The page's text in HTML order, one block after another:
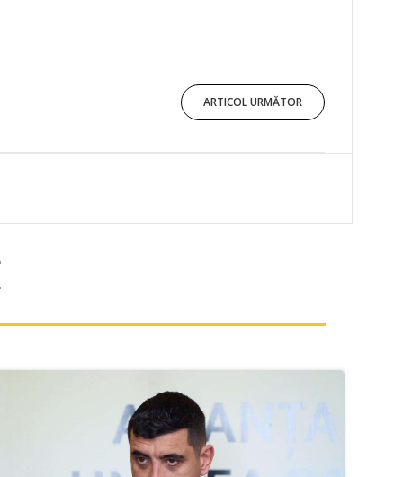
ARTICOL URMĂTOR